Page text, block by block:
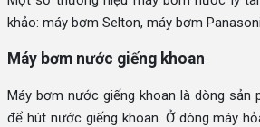
khảo: máy bơm Selton, máy bơm
Máy bơm nước giếng khoan
Máy bơm nước giếng khoan là dòng sản
để hút nước giếng khoan. Ở dòng máy